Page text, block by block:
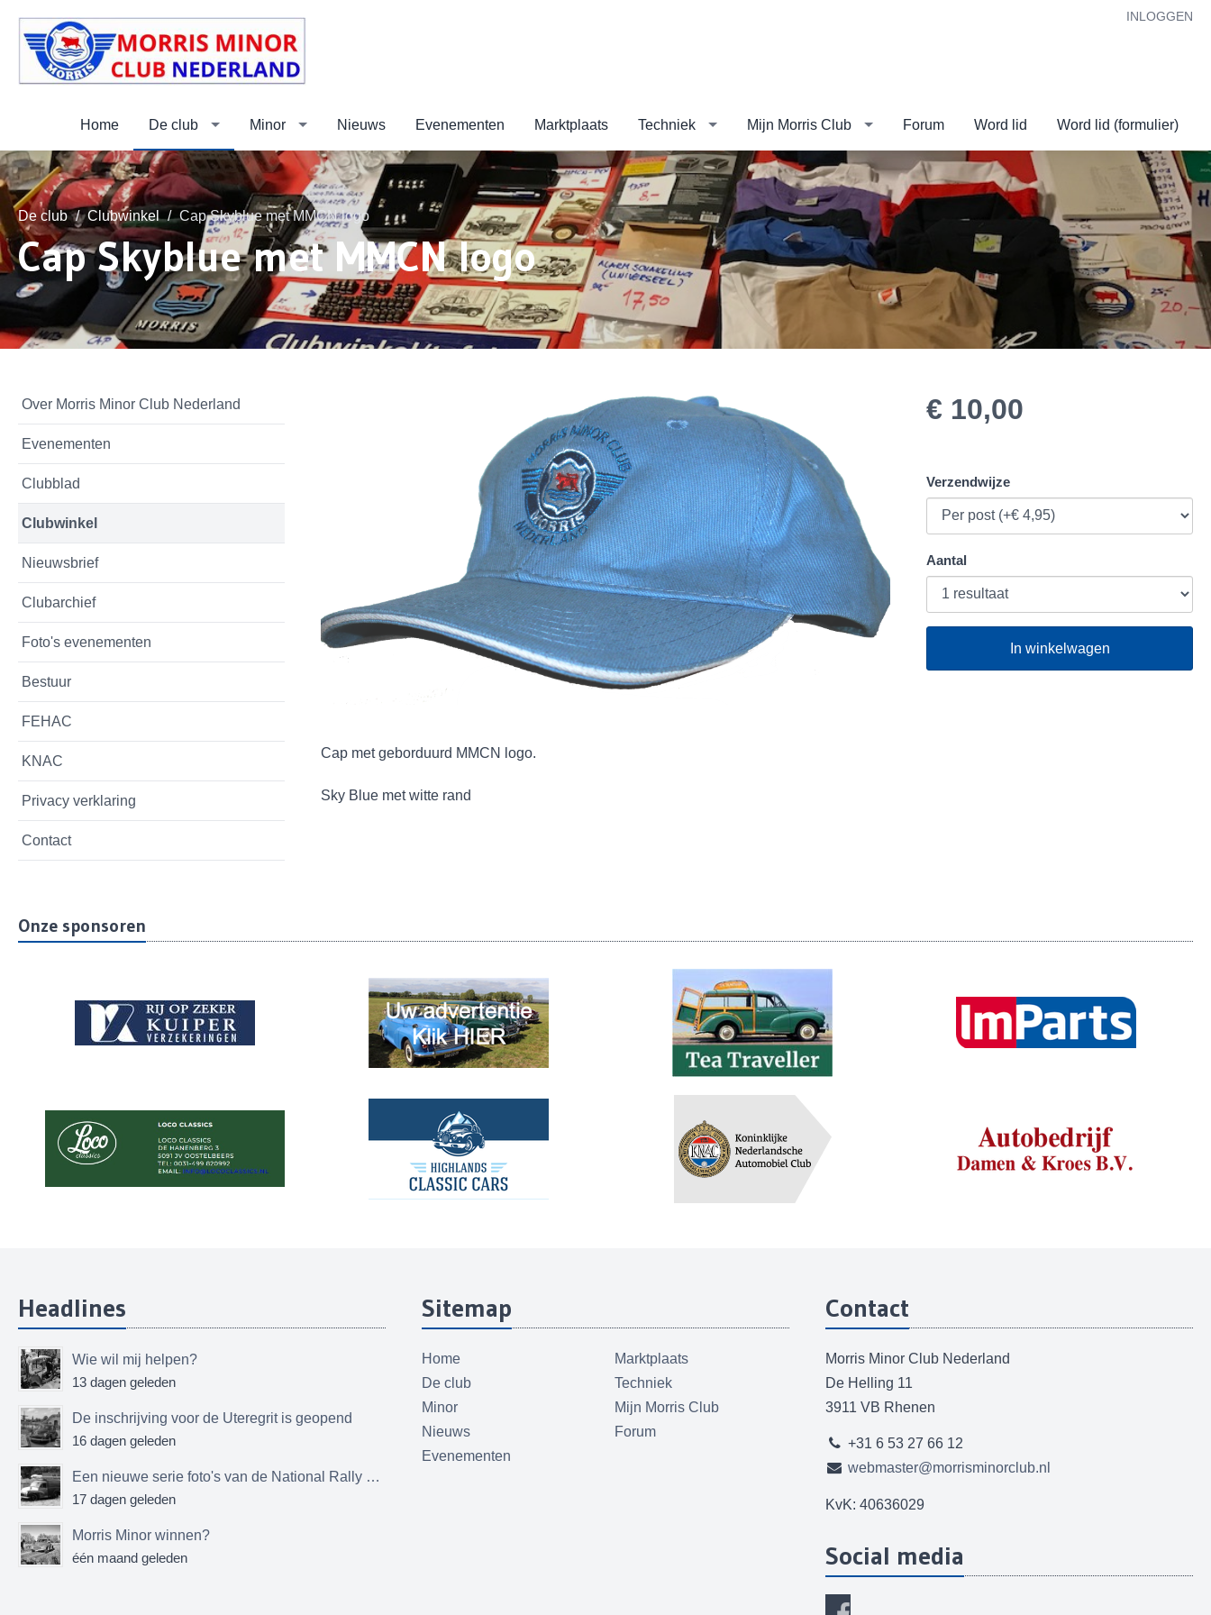
INLOGGEN
Home De club Minor Nieuws Evenementen Marktplaats Techniek Mijn Morris Club Forum Word lid Word lid (formulier)
De club Clubwinkel Cap Skyblue met MMCN logo
Cap Skyblue met MMCN logo
Over Morris Minor Club Nederland
Evenementen
Clubblad
Clubwinkel
Nieuwsbrief
Clubarchief
Foto's evenementen
Bestuur
FEHAC
KNAC
Privacy verklaring
Contact
€ 10,00
Verzendwijze
Aantal
In winkelwagen
Cap met geborduurd MMCN logo.
Sky Blue met witte rand
Onze sponsoren
Headlines
Wie wil mij helpen?
13 dagen geleden
De inschrijving voor de Uteregrit is geopend
16 dagen geleden
Een nieuwe serie foto's van de National Rally MMOC
17 dagen geleden
Morris Minor winnen?
één maand geleden
Sitemap
Home
De club
Minor
Nieuws
Evenementen
Marktplaats
Techniek
Mijn Morris Club
Forum
Contact
Morris Minor Club Nederland
De Helling 11
3911 VB Rhenen
+31 6 53 27 66 12
webmaster@morrisminorclub.nl
KvK: 40636029
Social media